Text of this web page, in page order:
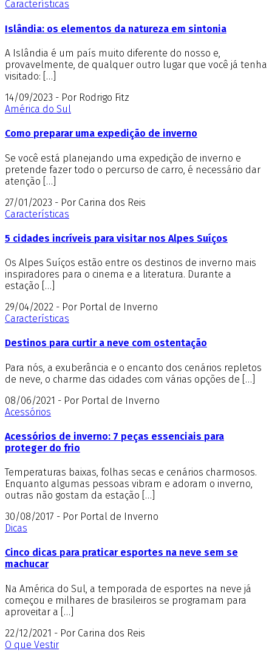
Características
Islândia: os elementos da natureza em sintonia
A Islândia é um país muito diferente do nosso e,
provavelmente, de qualquer outro lugar que você já tenha
visitado: […]
14/09/2023 - Por Rodrigo Fitz
América do Sul
Como preparar uma expedição de inverno
Se você está planejando uma expedição de inverno e
pretende fazer todo o percurso de carro, é necessário dar
atenção […]
27/01/2023 - Por Carina dos Reis
Características
5 cidades incríveis para visitar nos Alpes Suíços
Os Alpes Suíços estão entre os destinos de inverno mais
inspiradores para o cinema e a literatura. Durante a
estação […]
29/04/2022 - Por Portal de Inverno
Características
Destinos para curtir a neve com ostentação
Para nós, a exuberância e o encanto dos cenários repletos
de neve, o charme das cidades com várias opções de […]
08/06/2021 - Por Portal de Inverno
Acessórios
Acessórios de inverno: 7 peças essenciais para
proteger do frio
Temperaturas baixas, folhas secas e cenários charmosos.
Enquanto algumas pessoas vibram e adoram o inverno,
outras não gostam da estação […]
30/08/2017 - Por Portal de Inverno
Dicas
Cinco dicas para praticar esportes na neve sem se
machucar
Na América do Sul, a temporada de esportes na neve já
começou e milhares de brasileiros se programam para
aproveitar a […]
22/12/2021 - Por Carina dos Reis
O que Vestir